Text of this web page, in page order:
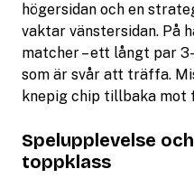
högersidan och en
vaktar vänstersidan. På
matcher – ett långt par
som är svår att träffa.
knepig chip tillbaka mot
Spelupplevelse
toppklass